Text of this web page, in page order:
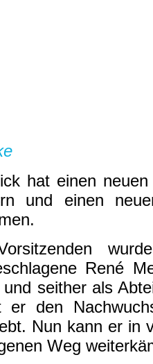
hat einen
und einen
René
seither als
er den
Nun kann er in
Weg